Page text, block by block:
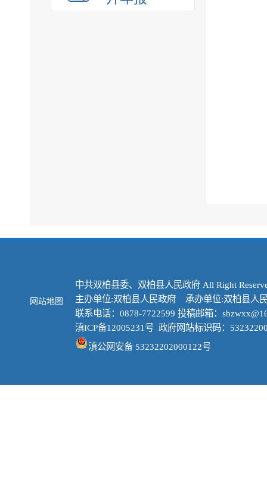
网站地图
中共双柏县委、双柏县人民政府 All Right
主办单位:双柏县人民政府 承办单位:双柏县人
联系电话：0878-7722599 投稿邮箱：
滇ICP备12005231号 政府网站标识码：
滇公网安备 53232202000122号